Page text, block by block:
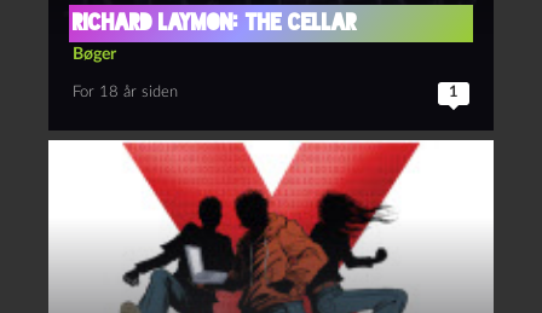
Richard Laymon: The Cellar
Bøger
For 18 år siden 1